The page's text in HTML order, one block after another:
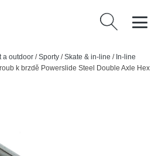
Vyhledávání
a outdoor /Sporty /Skate & in-line / In-line
k brzdě Powerslide Steel Double Axle Hex